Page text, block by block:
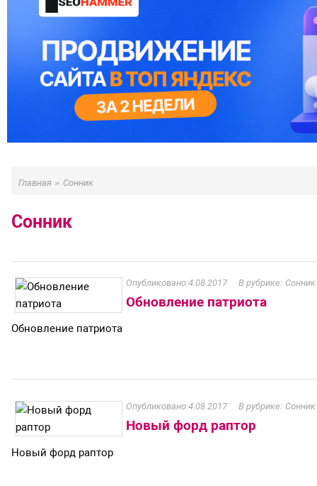
Главная » Сонник
Сонник
4.08.2017 Сонник
Обновление патриота
Обновление патриота
4.08.2017 Сонник
Новый форд раптор
Новый форд раптор